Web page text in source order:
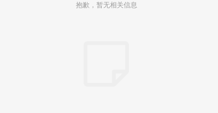
抱歉，暂无相关信息